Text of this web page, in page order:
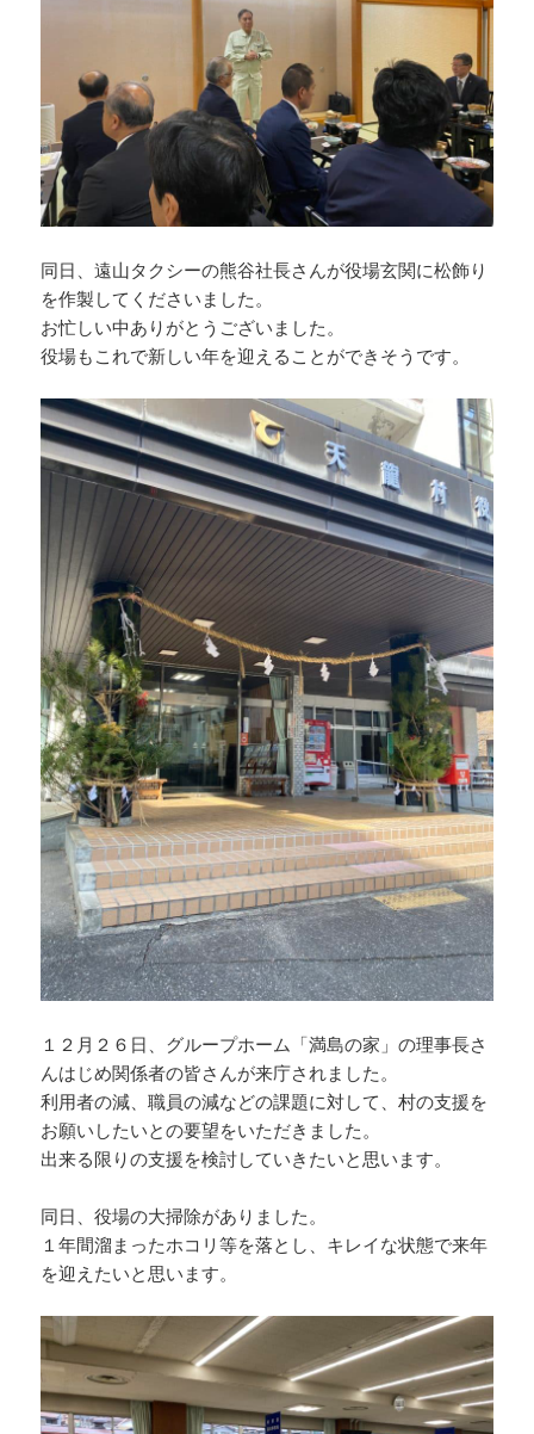
同日、遠山タクシーの熊谷社長さんが役場玄関に松飾り
を作製してくださいました。
お忙しい中ありがとうございました。
役場もこれで新しい年を迎えることができそうです。
１２月２６日、グループホーム「満島の家」の理事長さ
んはじめ関係者の皆さんが来庁されました。
利用者の減、職員の減などの課題に対して、村の支援を
お願いしたいとの要望をいただきました。
出来る限りの支援を検討していきたいと思います。
同日、役場の大掃除がありました。
１年間溜まったホコリ等を落とし、キレイな状態で来年
を迎えたいと思います。